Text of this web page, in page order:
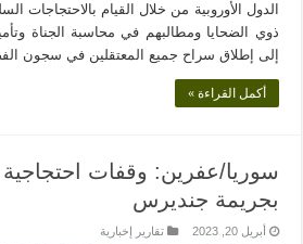
الدول الأوروبية من خلال القيام بالاحتجاجات
ذوي الضحايا ومطالبهم في محاسبة الجناة
إلى إطلاق سراح جميع المعتقلين في سجون
أكمل القراءة »
سوريا/عفرين: وقفات احتجاجية
بجريمة جنديرس
أبريل 20, 2023 تقارير إخبارية